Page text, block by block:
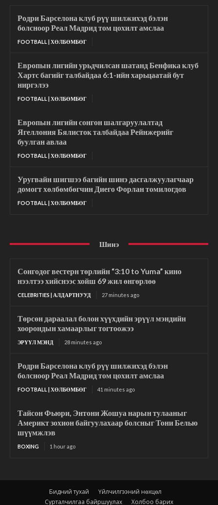
Родри Барселона клуб рүү шилжихэд бэлэн
болсноор Реал Мадрид том цохилт амслаа
FOOTBALL | ХӨЛБӨМБӨГ
Европын лигийн урьдчилсан шатанд Бенфика клуб
Хартс багийг талбайдаа 6:1-ийн харьцаатай бут
ниргэлээ
FOOTBALL | ХӨЛБӨМБӨГ
Европын лигийн сонгон шалгаруулалтад
Ягеллония Бялисток талбайдаа Рейнжерийг
буулган авлаа
FOOTBALL | ХӨЛБӨМБӨГ
Уругвайн шигшээ багийн шинэ дасгалжуулагчаар
домогт хөлбөмбөгчин Диего Форлан томилогдов
FOOTBALL | ХӨЛБӨМБӨГ
Шинэ
Сонгодог вестерн төрлийн “3:10 to Yuma” кино
нээлтээ хийснээс хойш 69 жил өнгөрлөө
CELEBRITIES | АЛДАРТНУУД 27 minutes ago
Төрсөн дараалал болон хүүхдийн эрүүл мэндийн
хоорондын хамаарлыг тогтоожээ
ЭРҮҮЛ МЭНД 28 minutes ago
Родри Барселона клуб рүү шилжихэд бэлэн
болсноор Реал Мадрид том цохилт амслаа
FOOTBALL | ХӨЛБӨМБӨГ 41 minutes ago
Тайсон Фьюри, Энтони Жошуа нарын тулааныг
Америкт зохион байгуулахаар болсныг Тони Белью
шүүмжлэв
BOXING 1 hour ago
Бидний тухай
Үйлчилгээний нөхцөл
Сурталчилгаа байршуулах
Холбоо барих